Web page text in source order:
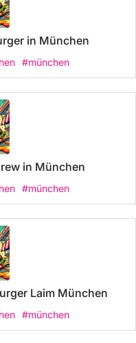
in München
#münchen
in München
#münchen
Laim München
#münchen